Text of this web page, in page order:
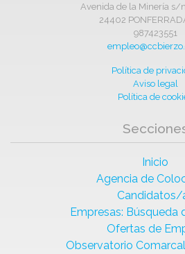
Avenida de la Minería s/
24402
987423551
Política de
Aviso legal
Política de
Inicio
Agencia de
Candidatos/
Empresas: Búsqueda
Ofertas de
Observatorio